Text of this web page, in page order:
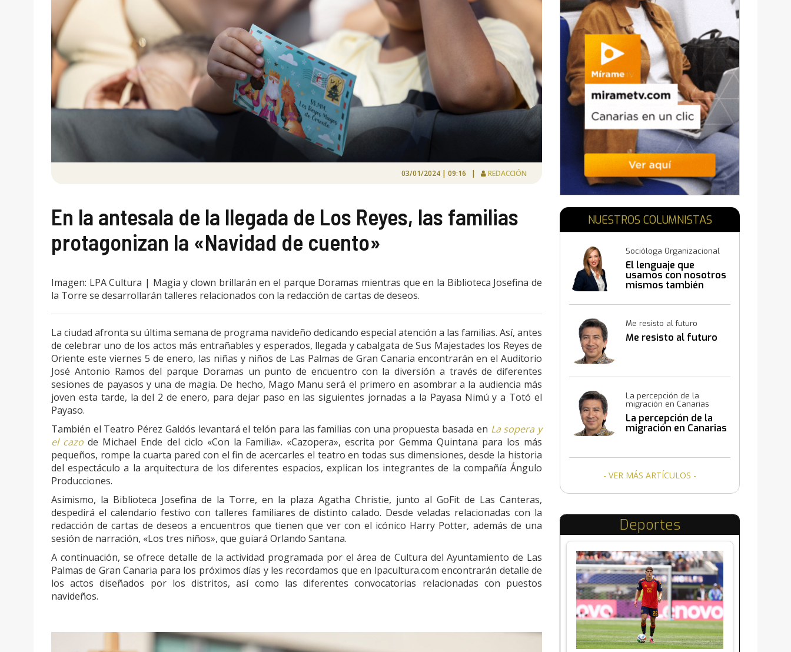
03/01/2024 | 09:16 | REDACCIÓN
En la antesala de la llegada de Los Reyes, las familias
protagonizan la «Navidad de cuento»
Imagen: LPA Cultura | Magia y clown brillarán en el parque Doramas mientras que en la Biblioteca Josefina de
la Torre se desarrollarán talleres relacionados con la redacción de cartas de deseos.
La ciudad afronta su última semana de programa navideño dedicando especial atención a las familias. Así, antes
de celebrar uno de los actos más entrañables y esperados, llegada y cabalgata de Sus Majestades los Reyes de
Oriente este viernes 5 de enero, las niñas y niños de Las Palmas de Gran Canaria encontrarán en el Auditorio
José Antonio Ramos del parque Doramas un punto de encuentro con la diversión a través de diferentes
sesiones de payasos y una de magia. De hecho, Mago Manu será el primero en asombrar a la audiencia más
joven esta tarde, la del 2 de enero, para dejar paso en las siguientes jornadas a la Payasa Nimú y a Totó el
Payaso.
También el Teatro Pérez Galdós levantará el telón para las familias con una propuesta basada en La sopera y
el cazo de Michael Ende del ciclo «Con la Familia». «Cazopera», escrita por Gemma Quintana para los más
pequeños, rompe la cuarta pared con el fin de acercarles el teatro en todas sus dimensiones, desde la historia
del espectáculo a la arquitectura de los diferentes espacios, explican los integrantes de la compañía Ángulo
Producciones.
Asimismo, la Biblioteca Josefina de la Torre, en la plaza Agatha Christie, junto al GoFit de Las Canteras,
despedirá el calendario festivo con talleres familiares de distinto calado. Desde veladas relacionadas con la
redacción de cartas de deseos a encuentros que tienen que ver con el icónico Harry Potter, además de una
sesión de narración, «Los tres niños», que guiará Orlando Santana.
A continuación, se ofrece detalle de la actividad programada por el área de Cultura del Ayuntamiento de Las
Palmas de Gran Canaria para los próximos días y les recordamos que en lpacultura.com encontrarán detalle de
los actos diseñados por los distritos, así como las diferentes convocatorias relacionadas con puestos
navideños.
NUESTROS COLUMNISTAS
Socióloga Organizacional
El lenguaje que
usamos con nosotros
mismos también
Me resisto al futuro
Me resisto al futuro
La percepción de la
migración en Canarias
La percepción de la
migración en Canarias
- VER MÁS ARTÍCULOS -
Deportes